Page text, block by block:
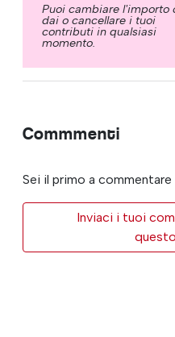
Puoi cambiare l'importo
dai o cancellare i tuoi
contributi in qualsiasi
momento.
Commmenti
Sei il primo a
Inviaci i tuoi